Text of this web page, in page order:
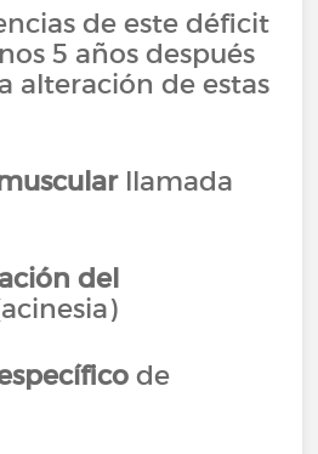
de este déficit
5 años después
alteración de estas
llamada
del
de